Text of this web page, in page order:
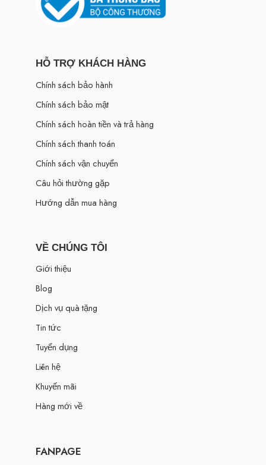
HỖ TRỢ KHÁCH HÀNG
Chính sách bảo hành
Chính sách bảo mật
Chính sách hoàn tiền và trả hàng
Chính sách thanh toán
Chính sách vận chuyển
Câu hỏi thường gặp
Hướng dẫn mua hàng
VỀ CHÚNG TÔI
Giới thiệu
Blog
Dịch vụ quà tặng
Tin tức
Tuyển dụng
Liên hệ
Khuyến mãi
Hàng mới về
FANPAGE